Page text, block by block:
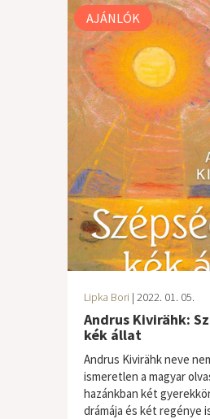
AJÁNLÓK
Lipka Bori | 2022. 01. 05.
Andrus Kivirähk:
kék állat
Andrus Kivirähk neve
ismeretlen a magyar
hazánkban két
drámája és két regénye